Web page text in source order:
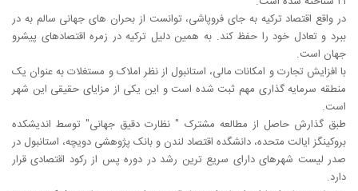
در واقع اقتصاد ترکیه به جای فروپاشی، توانست از بحران های جهانی سالم به در
ببرد و تعادل خود را حفظ کند. به همین دلیل ترکیه در زمره اقتصادهای پیشرو
جهان است.
با افزایش تجارت و امکانات مالی، استانبول از نظر املاک و مستغلات به عنوان یک
منطقه سرمایه گذاری مهم ثبت شده است و این یکی از مزایای حقیقی این شهر
است.
طبق گذارش حاصل از مطالعه مشترک " نظارت دقیق جهانی" توسط اندیشکده
بروکینگز ایالت متحده، دانشگده اقتصاد لندن و بانک پژوهشی دویچه، استانبول در
صدر لیست شهرهای دارای سریع ترین رشد در دوره پس از رکود اقتصادی قرار
دارد.